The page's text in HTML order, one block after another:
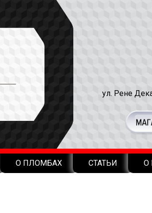
ул. Рене
О ПЛОМБАХ СТАТЬИ О